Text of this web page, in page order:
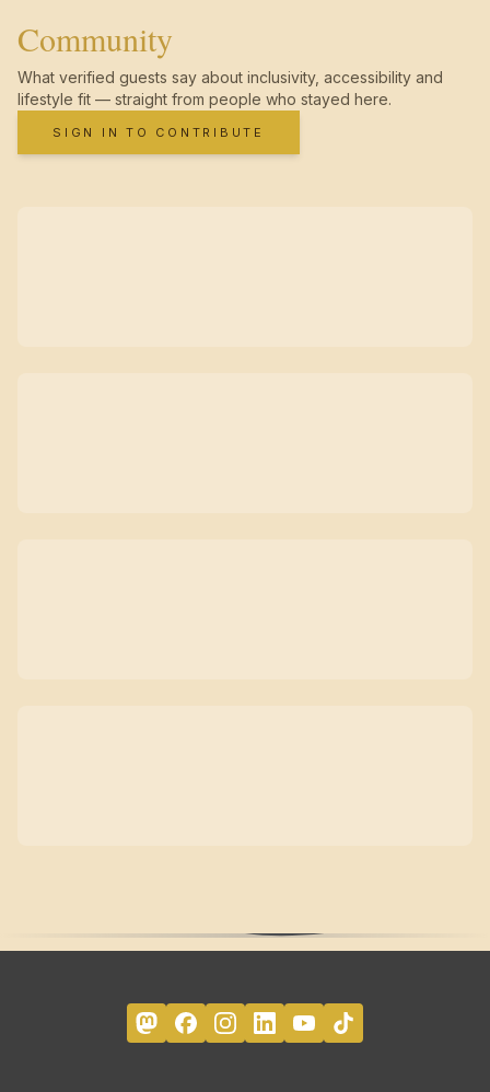
Community
What verified guests say about inclusivity, accessibility and
lifestyle fit — straight from people who stayed here.
SIGN IN TO CONTRIBUTE